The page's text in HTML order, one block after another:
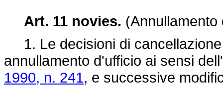
Art. 11 novies.
1. Le decisioni di
annullamento d'ufficio ai sensi
1990, n. 241, e successive